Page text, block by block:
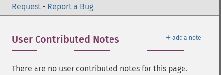
Request • Report a Bug
＋ add a note
User Contributed Notes
There are no user contributed notes for this page.